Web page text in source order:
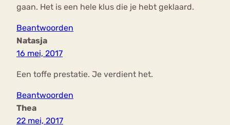
gaan. Het is een hele klus die je hebt geklaard.
Beantwoorden
Natasja
16 mei, 2017
Een toffe prestatie. Je verdient het.
Beantwoorden
Thea
22 mei, 2017